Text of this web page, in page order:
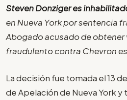
Steven Donziger es
en Nueva York por sentencia
Abogado acusado de
fraudulento contra Chevron
La decisión fue tomada el 13
de Apelación de Nueva York